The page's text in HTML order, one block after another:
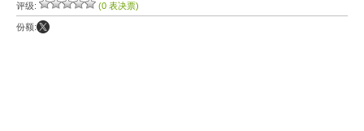
评级: (0 表决票)
份额: